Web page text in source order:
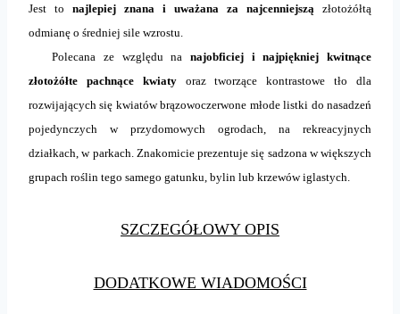
Jest to najlepiej znana i uważana za najcenniejszą złotożółtą
odmianę o średniej sile wzrostu.
Polecana ze względu na najobficiej i najpiękniej kwitnące
złotożółte pachnące kwiatyoraz tworzące kontrastowe tło dla
rozwijających się kwiatów brązowoczerwone młode listki do nasadzeń
pojedynczych w przydomowych ogrodach, na rekreacyjnych
działkach, w parkach. Znakomicie prezentuje się sadzona w większych
grupach roślin tego samego gatunku, bylin lub krzewów iglastych.
SZCZEGÓŁOWY OPIS
DODATKOWE WIADOMOŚCI